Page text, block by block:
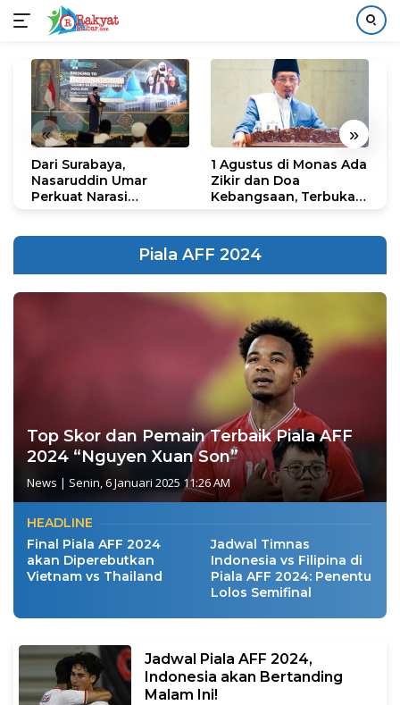
konten
« »
Dari Surabaya,
Nasaruddin Umar
Perkuat Narasi
1 Agustus di Monas Ada
Zikir dan Doa
Kebangsaan, Terbuka
Piala AFF 2024
Top Skor dan Pemain Terbaik Piala AFF
2024 “Nguyen Xuan Son”
News | Senin, 6 Januari 2025 11:26 AM
HEADLINE
Final Piala AFF 2024
akan Diperebutkan
Vietnam vs Thailand
Jadwal Timnas
Indonesia vs Filipina di
Piala AFF 2024: Penentu
Lolos Semifinal
Jadwal Piala AFF 2024,
Indonesia akan Bertanding
Malam Ini!